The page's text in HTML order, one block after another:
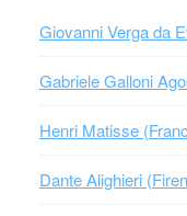
Giovanni Verga da
Gabriele Galloni
Henri Matisse
Dante Alighieri